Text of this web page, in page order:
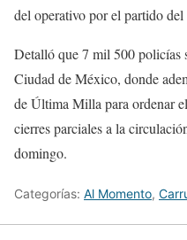
del operativo por el partido
Detalló que 7 mil 500 policías
Ciudad de México, donde
de Última Milla para ordenar
cierres parciales a la
domingo.
Categorías: Al Momento,